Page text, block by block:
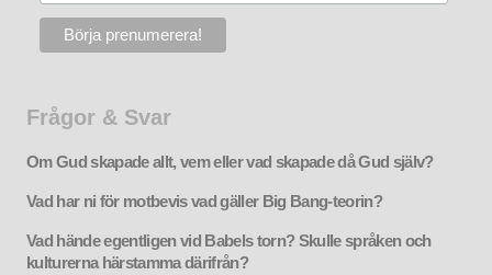
Frågor & Svar
Om Gud skapade allt, vem eller vad skapade då Gud själv?
Vad har ni för motbevis vad gäller Big Bang-teorin?
Vad hände egentligen vid Babels torn? Skulle språken och
kulturerna härstamma därifrån?